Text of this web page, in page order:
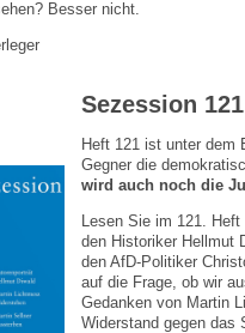
Besser nicht.
Sezession
Heft 121 ist unter dem
Gegner die
wird auch noch die
Lesen Sie im 121.
den Historiker Hellmut
den AfD-Politiker
auf die Frage, ob wir
Gedanken von Martin
Widerstand gegen das